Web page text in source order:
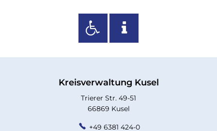
Kreisverwaltung Kusel
Trierer Str. 49-51
66869 Kusel
+49 6381 424-0